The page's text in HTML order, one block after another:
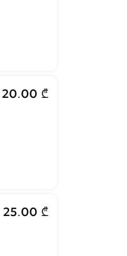
20.00 ₾
25.00 ₾